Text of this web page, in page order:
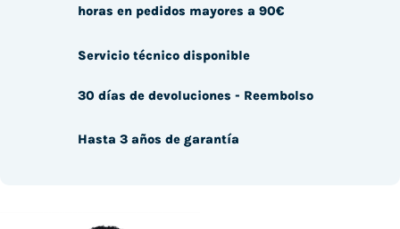
horas en pedidos mayores a 90€
Servicio técnico disponible
30 días de devoluciones - Reembolso
Hasta 3 años de garantía